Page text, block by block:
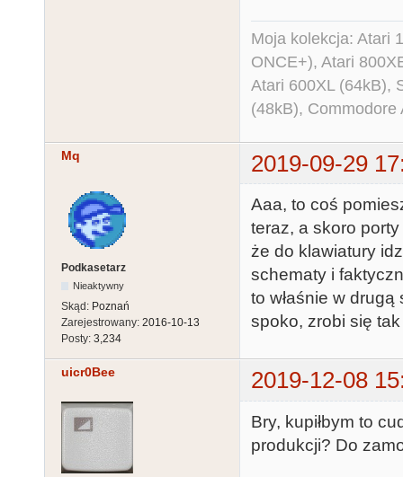
Moja kolekcja: Atari
ONCE+), Atari
Atari 600XL (64kB),
(48kB),
Mq 2019-09-29
Podkasetarz
Nieaktywny
Skąd: Poznań
Zarejestrowany: 2016-10-13
Posty: 3,234
Aaa, to coś
teraz, a skoro
że do klawiatury
schematy i
to właśnie w
spoko, zrobi się
uicr0Bee 2019-12-08
Bry, kupiłbym to
produkcji? Do